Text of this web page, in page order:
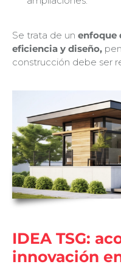
Se trata de un enfoque
eficiencia y diseño,
construcción debe ser
IDEA TSG:
innovación